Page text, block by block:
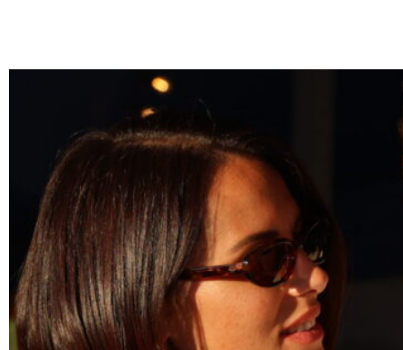
PARÍS
A partir del 3 de octubre de 2026
DESCUBRO